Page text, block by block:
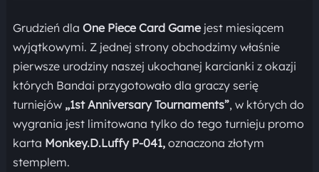
Grudzień dla One Piece Card Gamejest miesiącem
wyjątkowymi. Z jednej strony obchodzimy właśnie
pierwsze urodziny naszej ukochanej karcianki z okazji
których Bandai przygotowało dla graczy serię
turniejów „1st Anniversary Tournaments”, w których do
wygrania jest limitowana tylko do tego turnieju promo
karta Monkey.D.Luffy P-041,oznaczona złotym
stemplem.